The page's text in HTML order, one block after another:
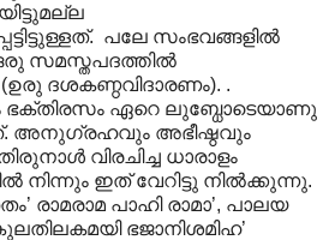
പലേ സംഭവങ്ങളിൽ
സമസ്തപദത്തിൽ
ദശകണ്ഠവിദാരണം). .
ഭക്തിരസം ഏറെ ലുബ്ധോടെയാണു
അനുഗ്രഹവും അഭീഷ്ഠവും
വിരചിച്ച ധാരാളം
നിന്നും ഇത് വേറിട്ടു നിൽക്കുന്നു.
രാമരാമ പാഹി രാമാ’, പാലയ
ഭജാനിശമിഹ’